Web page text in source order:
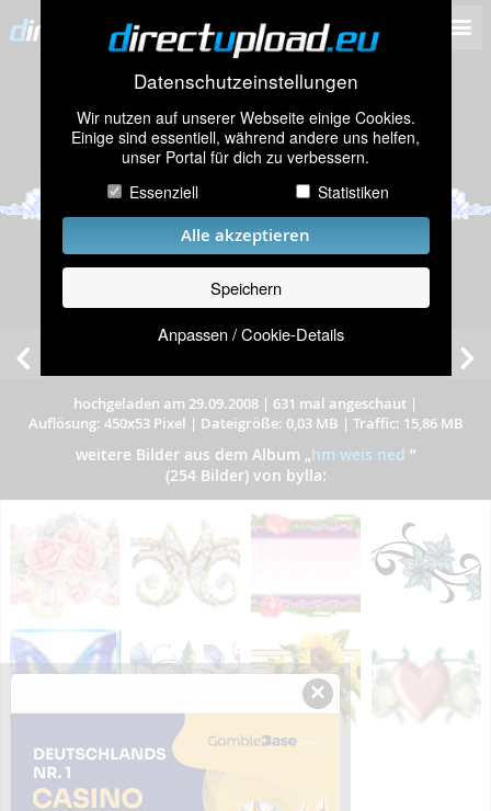
Datenschutzeinstellungen
Wir nutzen auf unserer Webseite einige Cookies.
Einige sind essentiell, während andere uns helfen,
unser Portal für dich zu verbessern.
Essenziell
Statistiken
Alle akzeptieren
Speichern
Anpassen / Cookie-Details
hochgeladen am 29.09.2008 | 631 mal angeschaut |
Auflösung: 450x53 Pixel | Dateigröße: 0,03 MB | Traffic: 15,86 MB
weitere Bilder aus dem Album „hm weis ned ”
(254 Bilder) von bylla:
×